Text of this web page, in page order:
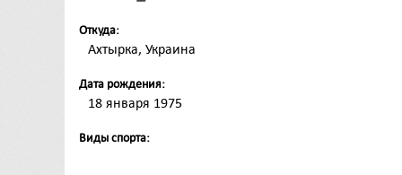
Откуда:
Ахтырка, Украина
Дата рождения:
18 января 1975
Виды спорта: